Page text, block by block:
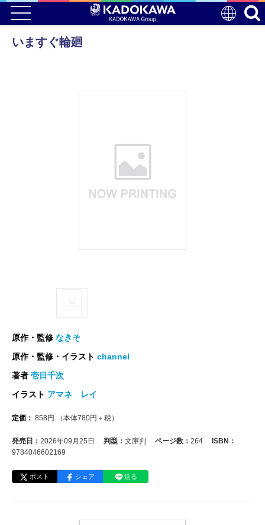
いますぐ輪廻
原作・監修 なきそ
原作・監修・イラスト channel
著者 壱日千次
イラスト アマネ レイ
定価： 858円 （本体780円＋税）
発売日： 2026年09月25日 判型： 文庫判 ページ数： 264
ISBN：
9784046602169
ポスト シェア 送る